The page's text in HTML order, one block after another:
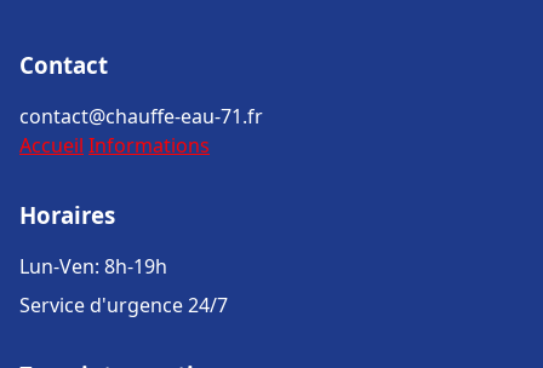
Contact
contact@chauffe-eau-71.fr
Accueil Informations
Horaires
Lun-Ven: 8h-19h
Service d'urgence 24/7